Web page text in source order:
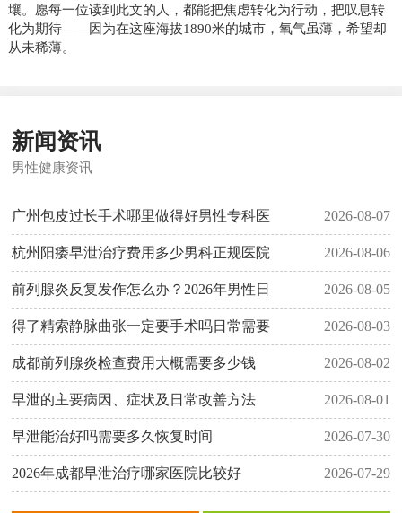
壤。愿每一位读到此文的人，都能把焦虑转化为行动，把叹息转
化为期待——因为在这座海拔1890米的城市，氧气虽薄，希望却
从未稀薄。
新闻资讯
男性健康资讯
广州包皮过长手术哪里做得好男性专科医 2026-08-07
杭州阳痿早泄治疗费用多少男科正规医院 2026-08-06
前列腺炎反复发作怎么办？2026年男性日 2026-08-05
得了精索静脉曲张一定要手术吗日常需要 2026-08-03
成都前列腺炎检查费用大概需要多少钱 2026-08-02
早泄的主要病因、症状及日常改善方法 2026-08-01
早泄能治好吗需要多久恢复时间 2026-07-30
2026年成都早泄治疗哪家医院比较好 2026-07-29